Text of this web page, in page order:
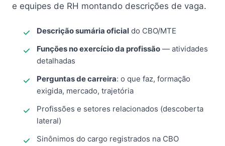
e equipes de RH montando descrições de vaga.
Descrição sumária oficial do CBO/MTE
Funções no exercício da profissão — atividades
detalhadas
Perguntas de carreira: o que faz, formação
exigida, mercado, trajetória
Profissões e setores relacionados (descoberta
lateral)
Sinônimos do cargo registrados na CBO